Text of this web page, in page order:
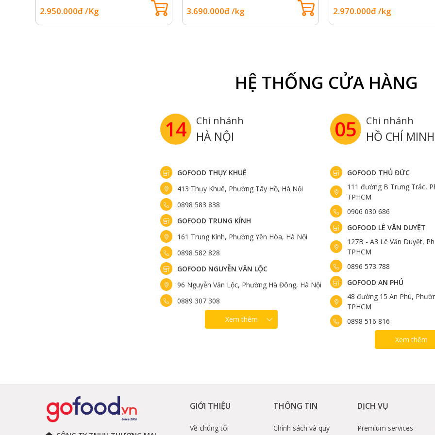
2.950.000đ /Kg 3.690.000đ /kg 2.970.000đ /kg
HỆ THỐNG CỬA HÀNG
14 Chi nhánh
HÀ NỘI
GOFOOD THỤY KHUÊ
413 Thụy Khuê, Phường Tây Hồ, Hà Nội
0898 583 838
GOFOOD TRUNG KÍNH
161 Trung Kính, Phường Yên Hòa, Hà Nội
0898 582 828
GOFOOD NGUYỄN VĂN LỘC
96 Nguyễn Văn Lộc, Phường Hà Đông, Hà Nội
0889 307 308
Xem thêm
05 Chi nhánh
HỒ CHÍ MINH
GOFOOD THỦ ĐỨC
111 đường B Trưng Trắc,
TPHCM
0906 030 686
GOFOOD LÊ VĂN DUYỆT
127B - A3 Lê Văn Duyệt,
TPHCM
0896 573 788
GOFOOD AN PHÚ
48 đường 15 An Phú,
TPHCM
0898 516 816
Xem thêm
GIỚI THIỆU
Về chúng tôi
THÔNG TIN
Chính sách và quy
DỊCH VỤ
Premium services